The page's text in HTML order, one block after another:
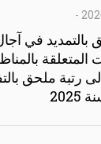
-
بالتمديد في
المتعلقة
رتبة ملحق